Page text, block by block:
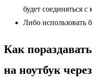
будет соединяться
Либо использовать
Как
на ноутбук